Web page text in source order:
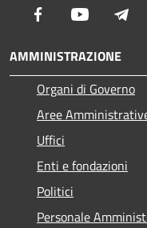
Facebook Youtube
AMMINISTRAZIONE
Organi di Governo
Aree
Uffici
Enti e fondazioni
Politici
Personale